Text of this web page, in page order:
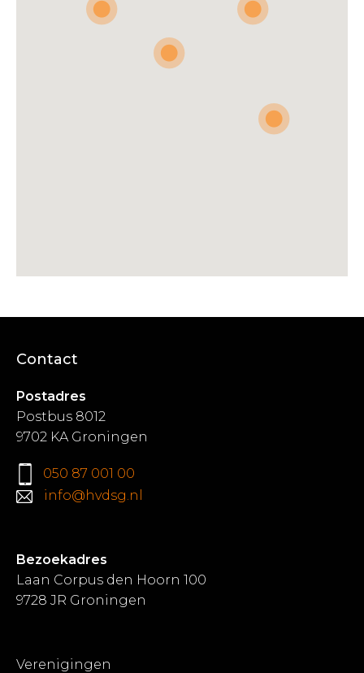
Contact
Postadres
Postbus 8012
9702 KA Groningen
050 87 001 00
info@hvdsg.nl
Bezoekadres
Laan Corpus den Hoorn 100
9728 JR Groningen
Verenigingen